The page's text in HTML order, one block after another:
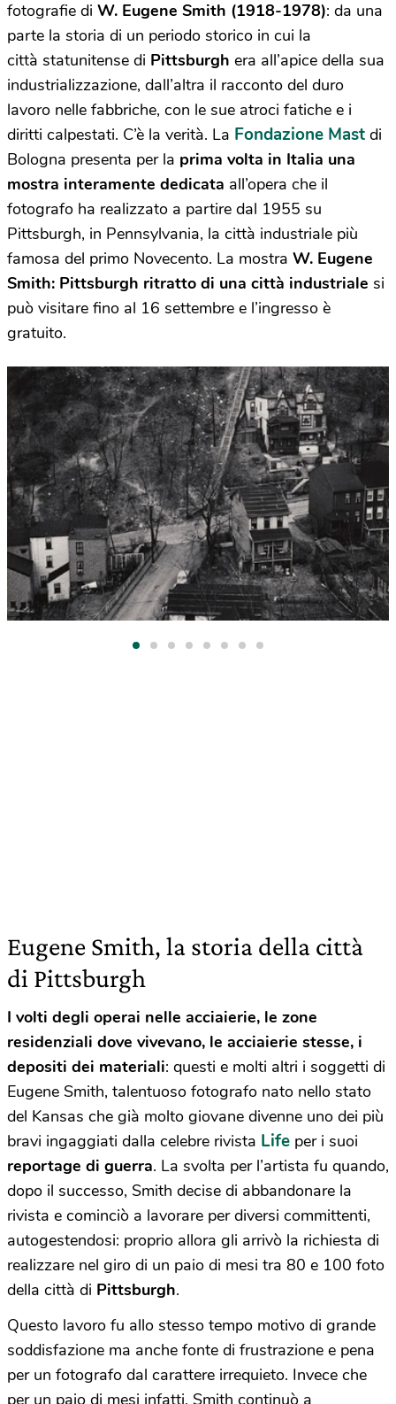
fotografie di W. Eugene Smith (1918-1978): da una
parte la storia di un periodo storico in cui la
città statunitense di Pittsburgh era all’apice della sua
industrializzazione, dall’altra il racconto del duro
lavoro nelle fabbriche, con le sue atroci fatiche e i
diritti calpestati. C’è la verità. La Fondazione Mast di
Bologna presenta per la prima volta in Italia una
mostra interamente dedicata all’opera che il
fotografo ha realizzato a partire dal 1955 su
Pittsburgh, in Pennsylvania, la città industriale più
famosa del primo Novecento. La mostra W. Eugene
Smith: Pittsburgh ritratto di una città industriale si
può visitare fino al 16 settembre e l’ingresso è
gratuito.
Eugene Smith, la storia della città
di Pittsburgh
I volti degli operai nelle acciaierie, le zone
residenziali dove vivevano, le acciaierie stesse, i
depositi dei materiali: questi e molti altri i soggetti di
Eugene Smith, talentuoso fotografo nato nello stato
del Kansas che già molto giovane divenne uno dei più
bravi ingaggiati dalla celebre rivista Life per i suoi
reportage di guerra. La svolta per l’artista fu quando,
dopo il successo, Smith decise di abbandonare la
rivista e cominciò a lavorare per diversi committenti,
autogestendosi: proprio allora gli arrivò la richiesta di
realizzare nel giro di un paio di mesi tra 80 e 100 foto
della città di Pittsburgh.
Questo lavoro fu allo stesso tempo motivo di grande
soddisfazione ma anche fonte di frustrazione e pena
per un fotografo dal carattere irrequieto. Invece che
per un paio di mesi infatti, Smith continuò a